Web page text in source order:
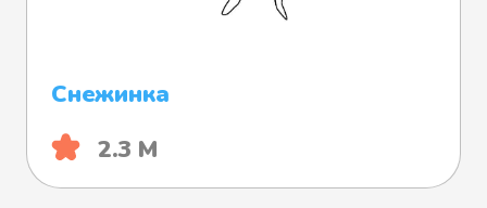
Снежинка
2.3 М